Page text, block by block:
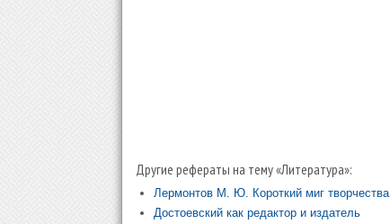
Другие рефераты на тему «Литература»:
Лермонтов М. Ю. Короткий миг творчества
Достоевский как редактор и издатель